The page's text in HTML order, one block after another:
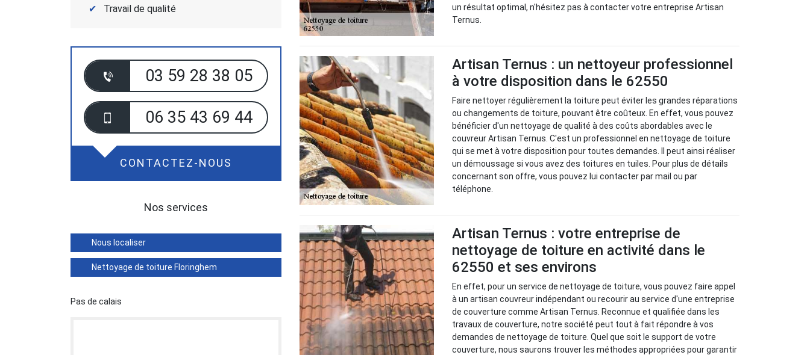
Travail de qualité
03 59 28 38 05
06 35 43 69 44
CONTACTEZ-NOUS
Nos services
Nous localiser
Nettoyage de toiture Floringhem
Pas de calais
un résultat optimal, n'hésitez pas à contacter votre entreprise Artisan
Ternus.
Artisan Ternus : un nettoyeur professionnel
à votre disposition dans le 62550
Faire nettoyer régulièrement la toiture peut éviter les grandes réparations
ou changements de toiture, pouvant être coûteux. En effet, vous pouvez
bénéficier d'un nettoyage de qualité à des coûts abordables avec le
couvreur Artisan Ternus. C'est un professionnel en nettoyage de toiture
qui se met à votre disposition pour toutes demandes. Il peut ainsi réaliser
un démoussage si vous avez des toitures en tuiles. Pour plus de détails
concernant son offre, vous pouvez lui contacter par mail ou par
téléphone.
Artisan Ternus : votre entreprise de
nettoyage de toiture en activité dans le
62550 et ses environs
En effet, pour un service de nettoyage de toiture, vous pouvez faire appel
à un artisan couvreur indépendant ou recourir au service d'une entreprise
de couverture comme Artisan Ternus. Reconnue et qualifiée dans les
travaux de couverture, notre société peut tout à fait répondre à vos
demandes de nettoyage de toiture. Quel que soit le support de votre
couverture, nous saurons trouver les méthodes appropriées pour garantir